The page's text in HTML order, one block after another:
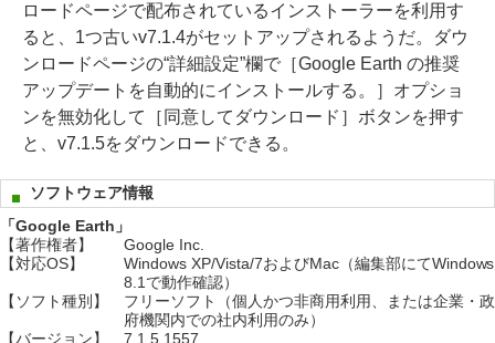
ロードページで配布されているインストーラーを利用す
ると、1つ古いv7.1.4がセットアップされるようだ。ダウ
ンロードページの“詳細設定”欄で［Google Earth の推奨
アップデートを自動的にインストールする。］オプショ
ンを無効化して［同意してダウンロード］ボタンを押す
と、v7.1.5をダウンロードできる。
ソフトウェア情報
「Google Earth」
【著作権者】
Google Inc.
【対応OS】
Windows XP/Vista/7およびMac（編集部にてWindows
8.1で動作確認）
【ソフト種別】
フリーソフト（個人かつ非商用利用、または企業・政
府機関内での社内利用のみ）
【バージョン】
7.1.5.1557